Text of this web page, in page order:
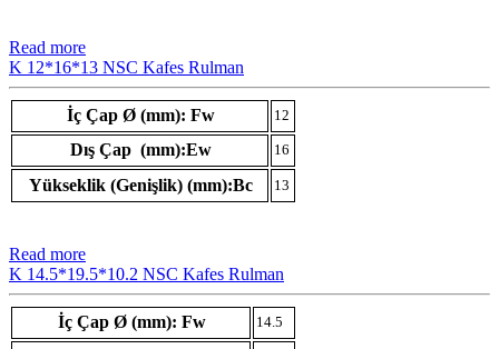
Read more
K 12*16*13 NSC Kafes Rulman
İç Çap Ø (mm): Fw 12
Dış Çap (mm):Ew 16
Yükseklik (Genişlik) (mm):Bc 13
Read more
K 14.5*19.5*10.2 NSC Kafes Rulman
İç Çap Ø (mm): Fw 14.5